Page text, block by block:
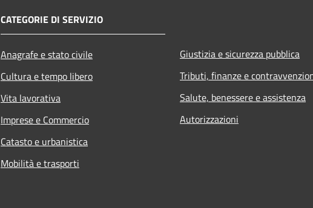
CATEGORIE DI SERVIZIO
Anagrafe e stato civile
Cultura e tempo libero
Vita lavorativa
Imprese e Commercio
Catasto e urbanistica
Mobilità e trasporti
Giustizia e sicurezza pubblica
Tributi, finanze e
Salute, benessere e assistenza
Autorizzazioni